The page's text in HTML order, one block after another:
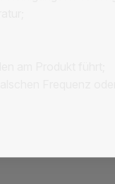
am Produkt führt;
Frequenz